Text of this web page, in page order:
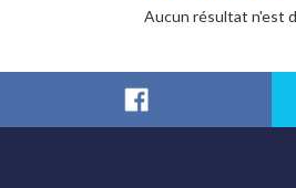
Aucun résultat n'est